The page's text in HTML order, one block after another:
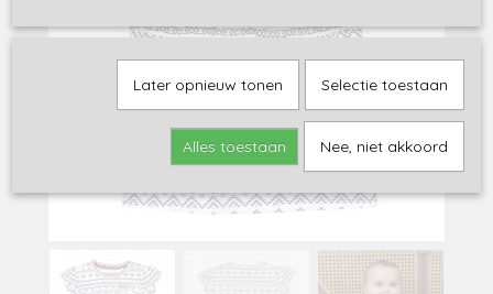
Later opnieuw tonen Selectie toestaan
Alles toestaan Nee, niet akkoord